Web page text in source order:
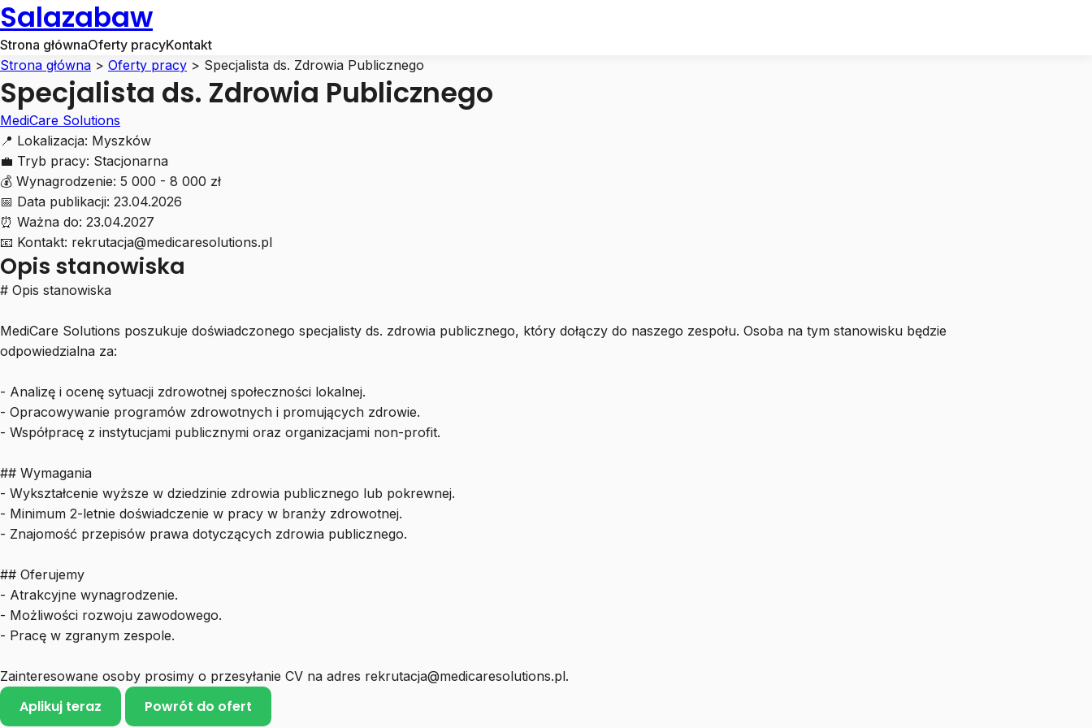
Salazabaw
Strona głównaOferty pracyKontakt
Strona główna > Oferty pracy > Specjalista ds. Zdrowia Publicznego
Specjalista ds. Zdrowia Publicznego
MediCare Solutions
📍 Lokalizacja: Myszków
💼 Tryb pracy: Stacjonarna
💰 Wynagrodzenie: 5 000 - 8 000 zł
📅 Data publikacji: 23.04.2026
⏰ Ważna do: 23.04.2027
📧 Kontakt: rekrutacja@medicaresolutions.pl
Opis stanowiska
# Opis stanowiska
MediCare Solutions poszukuje doświadczonego specjalisty ds. zdrowia publicznego, który dołączy do naszego zespołu. Osoba na tym stanowisku będzie
odpowiedzialna za:
- Analizę i ocenę sytuacji zdrowotnej społeczności lokalnej.
- Opracowywanie programów zdrowotnych i promujących zdrowie.
- Współpracę z instytucjami publicznymi oraz organizacjami non-profit.
## Wymagania
- Wykształcenie wyższe w dziedzinie zdrowia publicznego lub pokrewnej.
- Minimum 2-letnie doświadczenie w pracy w branży zdrowotnej.
- Znajomość przepisów prawa dotyczących zdrowia publicznego.
## Oferujemy
- Atrakcyjne wynagrodzenie.
- Możliwości rozwoju zawodowego.
- Pracę w zgranym zespole.
Zainteresowane osoby prosimy o przesyłanie CV na adres rekrutacja@medicaresolutions.pl.
Aplikuj teraz Powrót do ofert